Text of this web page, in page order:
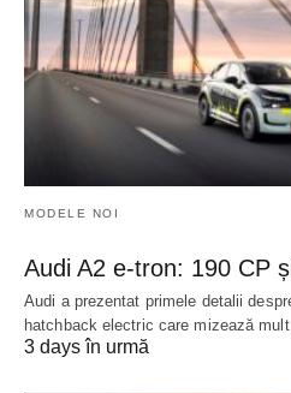
MODELE NOI
Audi A2 e-tron: 190 CP
Audi a prezentat primele detalii
hatchback electric care mizează
3 days în urmă